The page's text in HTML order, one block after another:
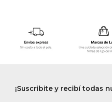
¡Suscribite y recibí todas